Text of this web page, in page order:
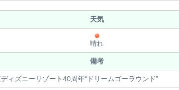
天気
晴れ
備考
ィズニーリゾート40周年“ドリームゴーラウンド”